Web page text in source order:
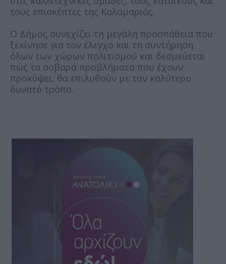
τους επισκέπτες της Καλαμαριάς.
Ο Δήμος συνεχίζει τη μεγάλη προσπάθεια που
ξεκίνησε για τον έλεγχο και τη συντήρηση
όλων των χώρων πολιτισμού και δεσμεύεται
πώς τα σοβαρά προβλήματα που έχουν
προκύψει, θα επιλυθούν με τον καλύτερο
δυνατό τρόπο.